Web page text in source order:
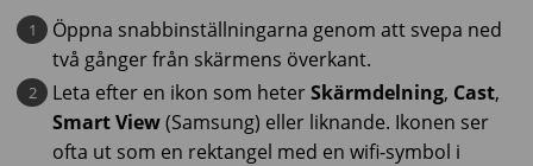
Öppna snabbinställningarna genom att svepa ned
två gånger från skärmens överkant.
Leta efter en ikon som heterSkärmdelning, Cast,
Smart View(Samsung) eller liknande. Ikonen ser
ofta ut som en rektangel med en wifi-symbol i